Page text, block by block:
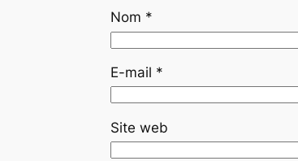
Nom *
E-mail *
Site web